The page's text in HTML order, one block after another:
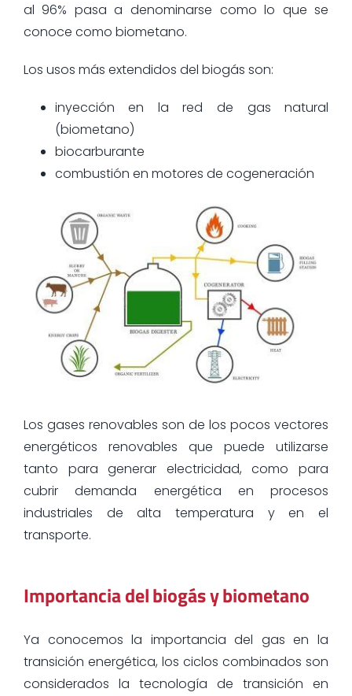
al 96% pasa a denominarse como lo que se
conoce como biometano.
Los usos más extendidos del biogás son:
inyección en la red de gas natural
(biometano)
biocarburante
combustión en motores de cogeneración
Los gases renovables son de los pocos vectores
energéticos renovables que puede utilizarse
tanto para generar electricidad, como para
cubrir demanda energética en procesos
industriales de alta temperatura y en el
transporte.
Importancia del biogás y biometano
Ya conocemos la importancia del gas en la
transición energética, los ciclos combinados son
considerados la tecnología de transición en